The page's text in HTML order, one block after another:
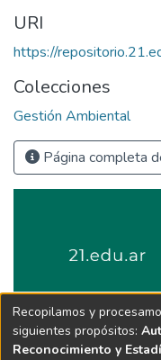
URI
https://
Colecciones
Gestión Ambiental
Página completa
Recopilamos y
siguientes propósitos:
Reconocimiento y